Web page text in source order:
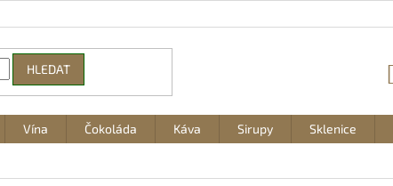
HLEDAT
Vína Čokoláda Káva Sirupy Sklenice